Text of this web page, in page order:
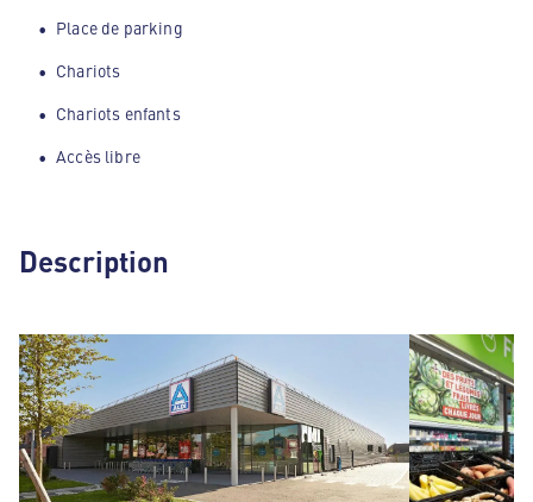
Place de parking
Chariots
Chariots enfants
Accès libre
Description